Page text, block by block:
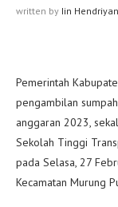
written by Iin
Pemerintah
pengambilan
anggaran 2023,
Sekolah Tinggi
pada Selasa, 27
Kecamatan Murung